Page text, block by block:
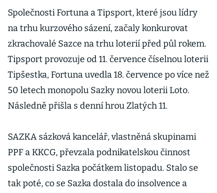
Společnosti Fortuna a Tipsport, které jsou lídry
na trhu kurzového sázení, začaly konkurovat
zkrachovalé Sazce na trhu loterií před půl rokem.
Tipsport provozuje od 11. července číselnou loterii
Tipšestka, Fortuna uvedla 18. července po více než
50 letech monopolu Sazky novou loterii Loto.
Následně přišla s denní hrou Zlatých 11.
SAZKA sázková kancelář, vlastněná skupinami
PPF a KKCG, převzala podnikatelskou činnost
společnosti Sazka počátkem listopadu. Stalo se
tak poté, co se Sazka dostala do insolvence a